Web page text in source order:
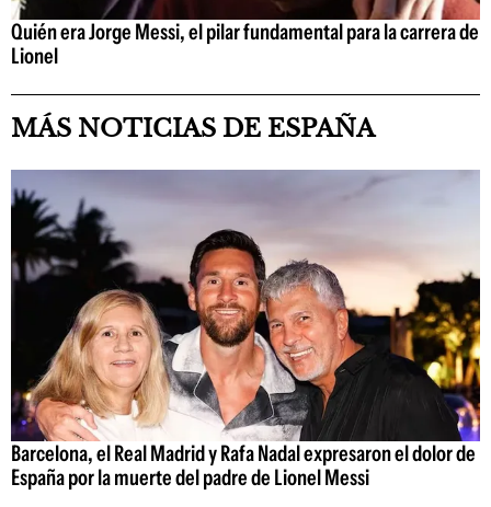
Quién era Jorge Messi, el pilar fundamental para la carrera de
Lionel
MÁS NOTICIAS DE ESPAÑA
Barcelona, el Real Madrid y Rafa Nadal expresaron el dolor de
España por la muerte del padre de Lionel Messi